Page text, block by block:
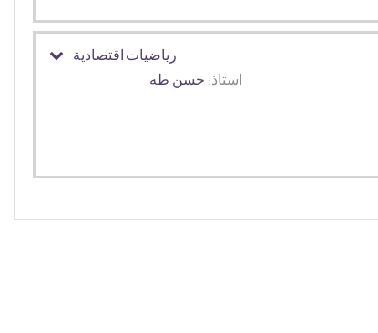
رياضيات اقتصادية
استاذ: حسن طه